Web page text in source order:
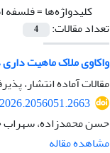
کلیدواژه‌ها =فلسفه
تعداد مقالات:
4
واکاوی ملاک ماهیت
مقالات آماده انتشار،
حسن محمدزاده،
مشاهده مقاله